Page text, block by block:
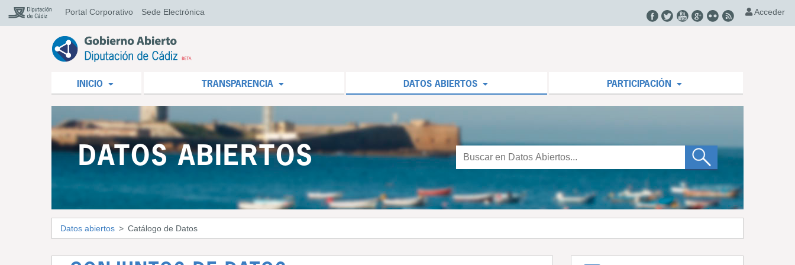
Portal Corporativo Sede Electrónica Acceder
INICIO TRANSPARENCIA DATOS ABIERTOS PARTICIPACIÓN
DATOS ABIERTOS
Datos abiertos Catálogo de Datos